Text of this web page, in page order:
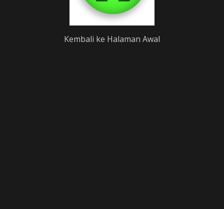
Kembali ke Halaman Awal